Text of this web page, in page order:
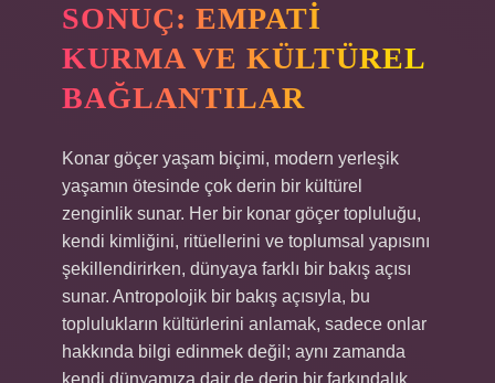
SONUÇ: EMPATI
KURMA VE KÜLTÜREL
BAĞLANTILAR
Konar göçer yaşam biçimi, modern yerleşik
yaşamın ötesinde çok derin bir kültürel
zenginlik sunar. Her bir konar göçer topluluğu,
kendi kimliğini, ritüellerini ve toplumsal yapısını
şekillendirirken, dünyaya farklı bir bakış açısı
sunar. Antropolojik bir bakış açısıyla, bu
toplulukların kültürlerini anlamak, sadece onlar
hakkında bilgi edinmek değil; aynı zamanda
kendi dünyamıza dair de derin bir farkındalık